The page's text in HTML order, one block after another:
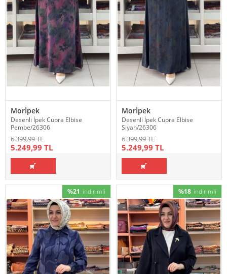
Morİpek
Desenli İpek Cupra Elbise
Pembe/26306
6.399,99 TL
5.249,99 TL
Morİpek
Desenli İpek Cupra Elbise
Siyah/26306
6.399,99 TL
5.249,99 TL
%21 indirimli %18 indirimli